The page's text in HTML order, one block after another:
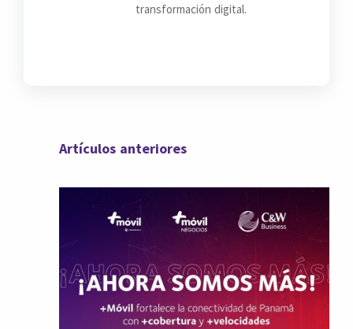
transformación digital.
Artículos anteriores